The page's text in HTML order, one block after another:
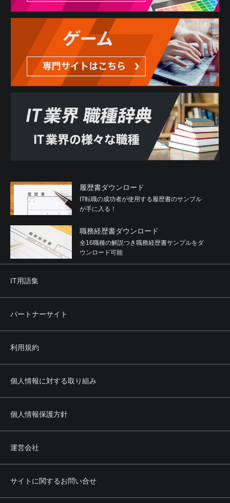
力といいます。）に該当せず、かつ、次のいずれにも該当
しないことを表明し、また、将来にわたってもこれらに該
当しないことを確約するものとします。
(1) 反社会的勢力が経営を支配していると認められる関係を
有すること
(2) 反社会的勢力が経営に実質的に関与していると認められ
る関係を有すること
(3) 自己もしくは第三者の不正の利益を図る目的または第三
者に損害を加える目的をもってするなど、不当に反社会的
勢力を利用していると認められる関係を有すること
(4) 反社会的勢力に対して資金等を提供し、または便宜を供
与するなどの関与をしていると認められる関係を有するこ
(5) 役員または経営に実質的に関与している者が反社会的勢
力と社会的に非難されるべき関係を有すること
該当する行為を行わないことを確約するものとします。
(1) 暴力的な要求行為
(2) 法的な責任を超えた不当な要求行為
(3) 取引に関して、脅迫的な言動をし、または暴力を用いる
(4) 風説を流布し、偽計を用いまたは威力を用いて当社、他
の利用者、その他第三者の信用を毀損し、または当社、他
の利用者、その他第三者の業務を妨害する行為
(5) その他前各号に準ずる行為
第4条 禁止事項
利用者は、本サービスの利用にあたり、次のいずれの行為
せん。
(3) 法令もしくは公序良俗に反し、またはそのおそれのある
シー権、肖像権その他の権利を侵害する行為
これを誹謗中傷する行為
(6) 本サービスの正常かつ円滑な運営を妨げる行為
その他当社が不適切と認める行為
1. 本サービスによって提供される文章、画像その他あらゆ
る情報の著作権その他の知的財産権は、当社その他の正当
な権利者に帰属します。
2. 利用者は、前項の権利者からの事前の承認なく、前項の
履歴書ダウンロード
IT転職の成功者が使用する履歴書のサンプル
が手に入る！
職務経歴書ダウンロード
全16職種の解説つき職務経歴書サンプルをダ
ウンロード可能
IT用語集
パートナーサイト
利用規約
個人情報に対する取り組み
個人情報保護方針
運営会社
サイトに関するお問い合せ